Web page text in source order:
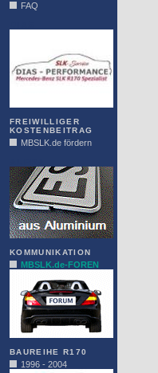
FAQ
FREIWILLIGER
KOSTENBEITRAG
MBSLK.de fördern
KOMMUNIKATION
MBSLK.de-FOREN
BAUREIHE R170
1996 - 2004